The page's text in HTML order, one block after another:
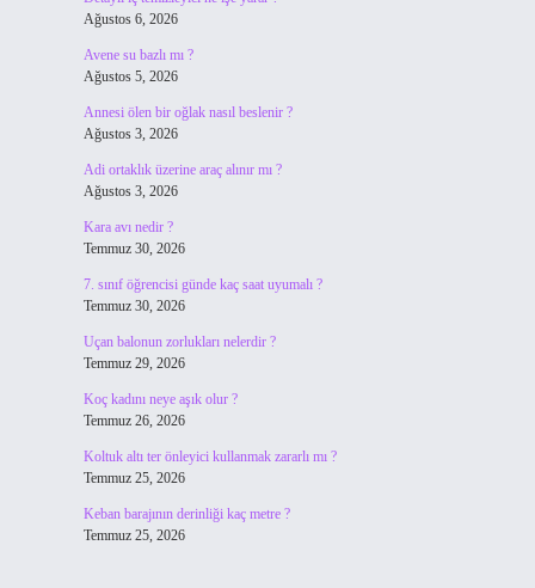
Ağustos 6, 2026
Avene su bazlı mı ?
Ağustos 5, 2026
Annesi ölen bir oğlak nasıl beslenir ?
Ağustos 3, 2026
Adi ortaklık üzerine araç alınır mı ?
Ağustos 3, 2026
Kara avı nedir ?
Temmuz 30, 2026
7. sınıf öğrencisi günde kaç saat uyumalı ?
Temmuz 30, 2026
Uçan balonun zorlukları nelerdir ?
Temmuz 29, 2026
Koç kadını neye aşık olur ?
Temmuz 26, 2026
Koltuk altı ter önleyici kullanmak zararlı mı ?
Temmuz 25, 2026
Keban barajının derinliği kaç metre ?
Temmuz 25, 2026